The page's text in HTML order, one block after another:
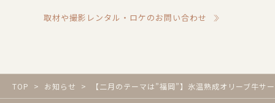
取材や撮影レンタル・ロケのお問い合わせ
TOP お知らせ 【二月のテーマは”福岡”】氷温熟成オリーブ牛